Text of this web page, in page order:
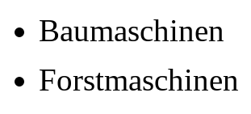
Baumaschinen
Forstmaschinen